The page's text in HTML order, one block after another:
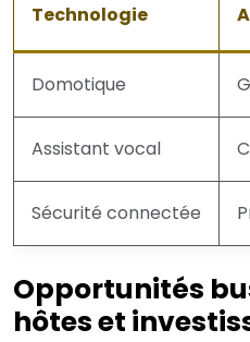
Technologie
Domotique
Assistant vocal
Sécurité connectée
Opportunités
hôtes et